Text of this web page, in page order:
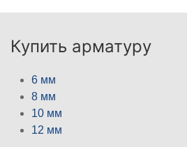
Купить арматуру
6 мм
8 мм
10 мм
12 мм